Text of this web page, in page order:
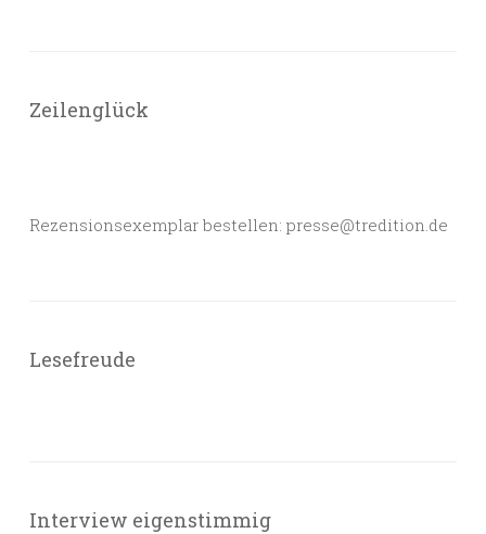
Zeilenglück
Rezensionsexemplar bestellen: presse@tredition.de
Lesefreude
Interview eigenstimmig